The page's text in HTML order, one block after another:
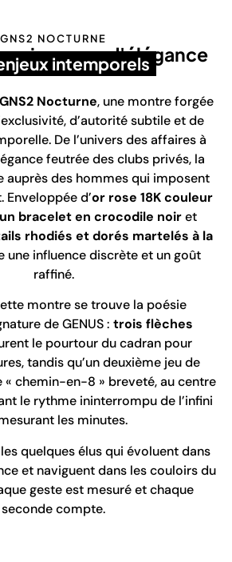
GNS2 NOCTURNE
puissance, d'élégance
intemporels
GNS2 Nocturne, une montre forgée
d’autorité subtile et de
De l’univers des affaires à
feutrée des clubs privés, la
auprès des hommes qui imposent
d’or rose 18K couleur
un bracelet en crocodile noiret
rhodiés et dorés martelés à la
une influence discrète et un goût
raffiné.
montre se trouve la poésie
de GENUS : trois flèches
le pourtour du cadran pour
tandis qu’un deuxième jeu de
« chemin-en-8 » breveté, au centre
le rythme ininterrompu de l’infini
les minutes.
quelques élus qui évoluent dans
et naviguent dans les couloirs du
geste est mesuré et chaque
seconde compte.